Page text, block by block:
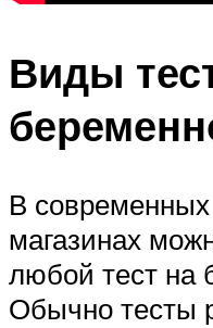
Виды
В современных
магазинах
любой тест на
Обычно тесты